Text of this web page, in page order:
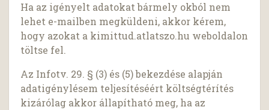
Ha az igényelt adatokat bármely okból nem
lehet e-mailben megküldeni, akkor kérem,
hogy azokat a kimittud.atlatszo.hu weboldalon
töltse fel.
Az Infotv. 29. § (3) és (5) bekezdése alapján
adatigénylésem teljesítéséért költségtérítés
kizárólag akkor állapítható meg, ha az